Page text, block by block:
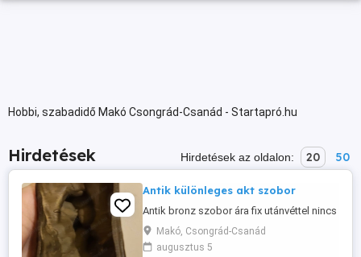
Hobbi, szabadidő Makó Csongrád-Csanád - Startapró.hu
Hirdetések Hirdetések az oldalon: 20 50
Antik különleges akt szobor
Antik bronz szobor ára fix utánvéttel nincs
Makó, Csongrád-Csanád
augusztus 5